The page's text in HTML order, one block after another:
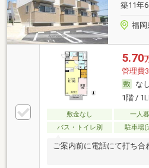
築11年
福岡
5.70
管理費
なし
1階 /
敷金なし 一人
バス・トイレ別
駐車場(
ご案内前に電話にて打ち合